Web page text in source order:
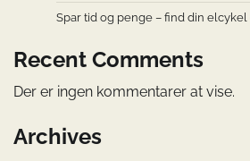
Spar tid og penge – find din
Recent Comments
Der er ingen kommentarer at vise.
Archives